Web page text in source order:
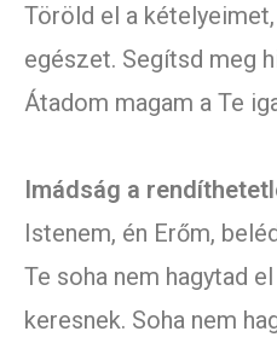
Töröld el a
egészet. Segítsd meg
Átadom magam a Te
Imádság a
Istenem, én Erőm,
Te soha nem hagytad
keresnek. Soha nem